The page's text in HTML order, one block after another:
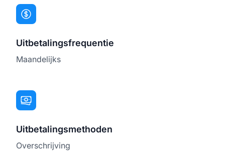
Uitbetalingsfrequentie
Maandelijks
Uitbetalingsmethoden
Overschrijving